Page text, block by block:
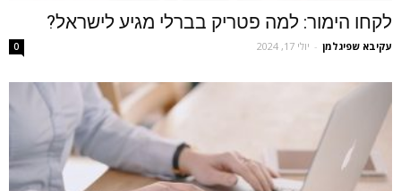
לקחו הימור: למה פטריק בברלי מגיע לישראל?
‫עקיבא שפיגלמן - יולי 17, 2024 0